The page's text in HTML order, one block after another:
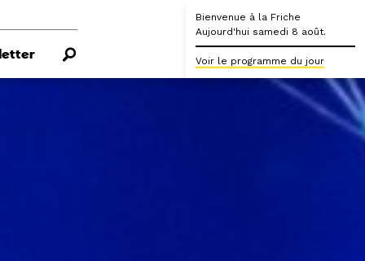
Bienvenue à la Friche
Aujourd'hui samedi 8 août.
Voir le programme du jour